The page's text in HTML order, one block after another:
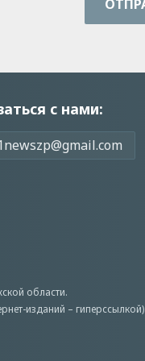
с нами:
области.
изданий –